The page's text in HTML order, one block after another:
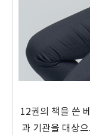
12권의 책을 쓴
과 기관을 대상